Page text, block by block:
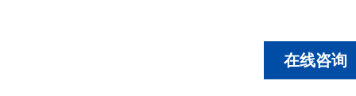
在线咨询